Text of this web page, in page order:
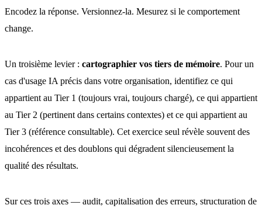
Encodez la réponse. Versionnez-la. Mesurez si le comportement
change.
Un troisième levier : cartographier vos tiers de mémoire. Pour un
cas d'usage IA précis dans votre organisation, identifiez ce qui
appartient au Tier 1 (toujours vrai, toujours chargé), ce qui appartient
au Tier 2 (pertinent dans certains contextes) et ce qui appartient au
Tier 3 (référence consultable). Cet exercice seul révèle souvent des
incohérences et des doublons qui dégradent silencieusement la
qualité des résultats.
Sur ces trois axes — audit, capitalisation des erreurs, structuration de